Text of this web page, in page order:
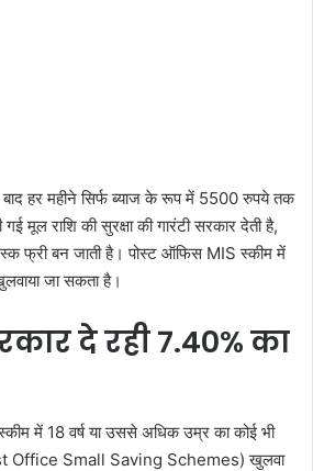
हर महीने सिर्फ ब्याज के रूप में 5500 रुपये तक
मूल राशि की सुरक्षा की गारंटी सरकार देती है,
फ्री बन जाती है। पोस्ट ऑफिस MIS स्कीम में
जा सकता है।
दे रही 7.40% का
में 18 वर्ष या उससे अधिक उम्र का कोई भी
Office Small Saving Schemes) खुलवा